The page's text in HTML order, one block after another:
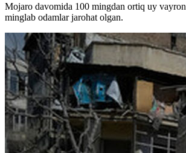
Mojaro davomida 100 mingdan ortiq uy
minglab odamlar jarohat olgan.